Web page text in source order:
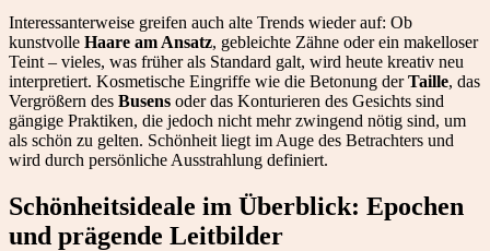
Interessanterweise greifen auch alte Trends wieder auf: Ob
kunstvolle Haare am Ansatz, gebleichte Zähne oder ein makelloser
Teint – vieles, was früher als Standard galt, wird heute kreativ neu
interpretiert. Kosmetische Eingriffe wie die Betonung derTaille, das
Vergrößern des Busens oder das Konturieren des Gesichts sind
gängige Praktiken, die jedoch nicht mehr zwingend nötig sind, um
als schön zu gelten. Schönheit liegt im Auge des Betrachters und
wird durch persönliche Ausstrahlung definiert.
Schönheitsideale im Überblick: Epochen
und prägende Leitbilder